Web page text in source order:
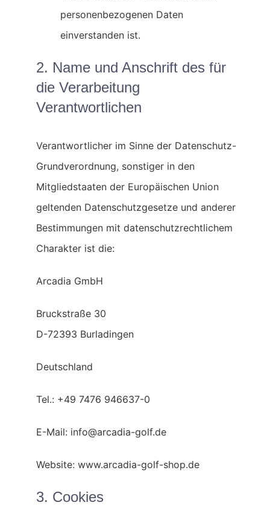
personenbezogenen Daten
einverstanden ist.
2. Name und Anschrift des für
die Verarbeitung
Verantwortlichen
Verantwortlicher im Sinne der Datenschutz-
Grundverordnung, sonstiger in den
Mitgliedstaaten der Europäischen Union
geltenden Datenschutzgesetze und anderer
Bestimmungen mit datenschutzrechtlichem
Charakter ist die:
Arcadia GmbH
Bruckstraße 30
D-72393 Burladingen
Deutschland
Tel.: +49 7476 946637-0
E-Mail: info@arcadia-golf.de
Website: www.arcadia-golf-shop.de
3. Cookies